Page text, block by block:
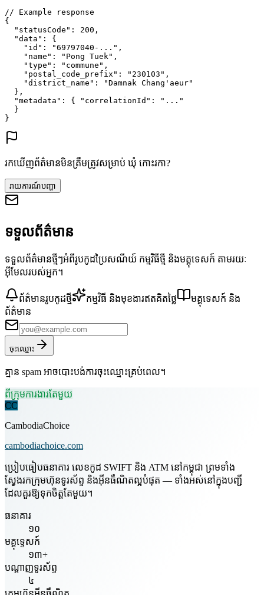
// Example response
{
"statusCode" : 200 ,
"data" : {
"id" : "69797040-..." ,
"name" : "Pong Tuek" ,
"type" : "commune" ,
"postal_code_prefix" : "230103" ,
"district_name" :
"Damnak Chang'aeur"
},
"metadata" : { "correlationId" :
"..."
}
}
រកឃើញព័ត៌មានមិនត្រឹមត្រូវសម្រាប់ ឃុំ កោះរកា?
រាយការណ៍បញ្ហា
ទទួលព័ត៌មាន
ទទួលព័ត៌មានថ្មីៗអំពីរូបកូដប្រៃសណីយ៍ កម្មវិធីថ្មី និងមគ្គុទេសក៍ តាមរយៈ
អ៊ីមែលរបស់អ្នក។
ព័ត៌មានរូបកូដថ្មី កម្មវិធី និងមុខងារឥតគិតថ្លៃ
មគ្គុទេសក៍ និង
ព័ត៌មាន
ចុះឈ្មោះ
គ្មាន spam អាចបោះបង់ការចុះឈ្មោះគ្រប់ពេល។
ពីក្រុមការងារតែមួយ
CC
CambodiaChoice
cambodiachoice.com
ប្រៀបធៀបធនាគារ លេខកូដ SWIFT និង ATM នៅកម្ពុជា ព្រមទាំង
ស្វែងរកក្រុមហ៊ុនទូរស័ព្ទ និងអ៊ីនធឺណិតល្អបំផុត — ទាំងអស់នៅក្នុងបញ្ជី
ដែលគួរឱ្យទុកចិត្តតែមួយ។
ធនាគារ
១០
មគ្គុទ្ទេសក៍
១៣+
បណ្តាញទូរស័ព្ទ
៤